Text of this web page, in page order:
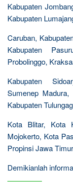
Kabupaten
Kabupaten
Caruban,
Kabupaten
Probolinggo,
Kabupaten
Sumenep Madura,
Kabupaten
Kota Blitar, Kota
Mojokerto, Kota
Propinsi Jawa
Demikianlah